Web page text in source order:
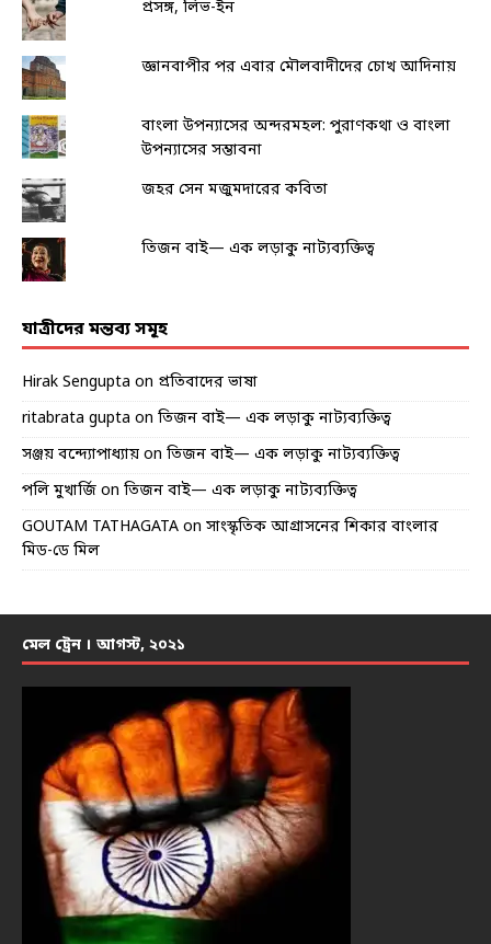
প্রসঙ্গ, লিভ-ইন
জ্ঞানবাপীর পর এবার মৌলবাদীদের চোখ আদিনায়
বাংলা উপন্যাসের অন্দরমহল: পুরাণকথা ও বাংলা
উপন্যাসের সম্ভাবনা
জহর সেন মজুমদারের কবিতা
তিজন বাই— এক লড়াকু নাট্যব্যক্তিত্ব
যাত্রীদের মন্তব্য সমূহ
Hirak Sengupta on প্রতিবাদের ভাষা
ritabrata gupta on তিজন বাই— এক লড়াকু নাট্যব্যক্তিত্ব
সঞ্জয় বন্দ্যোপাধ্যায় on তিজন বাই— এক লড়াকু নাট্যব্যক্তিত্ব
পলি মুখার্জি on তিজন বাই— এক লড়াকু নাট্যব্যক্তিত্ব
GOUTAM TATHAGATA on সাংস্কৃতিক আগ্রাসনের শিকার বাংলার
মিড-ডে মিল
মেল ট্রেন । আগস্ট, ২০২১